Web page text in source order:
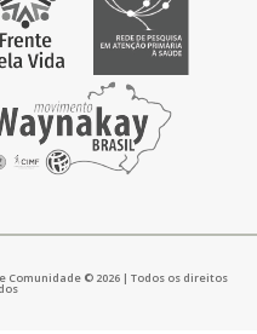
Comunidade © 2026 | Todos os direitos